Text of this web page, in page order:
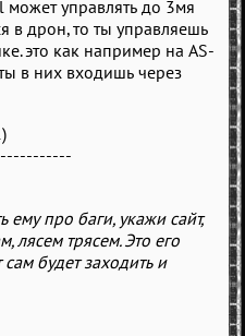
управлять до 3мя
в дрон, то ты управляешь
это как например на AS-
в них входишь через
ему про баги, укажи сайт,
лясем трясем. Это его
будет заходить и